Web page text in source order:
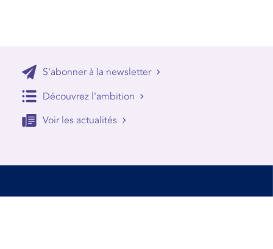
S'abonner à la newsletter
Découvrez l'ambition
Voir les actualités